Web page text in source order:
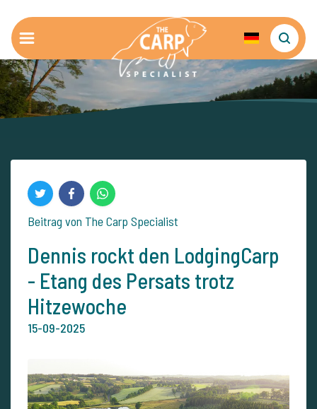
Beitrag von The Carp Specialist
Dennis rockt den LodgingCarp
- Etang des Persats trotz
Hitzewoche
15-09-2025